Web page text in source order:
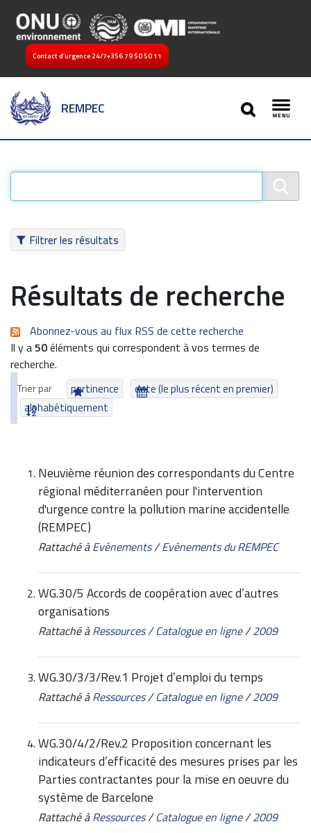
Contact d’urgence 24/7+356 79 50 50 11
REMPEC
SEARCH
Filtrer les résultats
Résultats de recherche
Abonnez-vous au flux RSS de cette recherche
Il y a50éléments qui correspondent à vos termes de
recherche.
Trier par pertinence
date (le plus récent en premier)
alphabétiquement
Neuvième réunion des correspondants du Centre
régional méditerranéen pour l'intervention
d'urgence contre la pollution marine accidentelle
(REMPEC)
Rattaché à Evènements/Evènements du REMPEC
WG.30/5 Accords de coopération avec d’autres
organisations
Rattaché à Ressources/Catalogue en ligne/2009
WG.30/3/3/Rev.1 Projet d’emploi du temps
Rattaché à Ressources/Catalogue en ligne/2009
WG.30/4/2/Rev.2 Proposition concernant les
indicateurs d’efficacité des mesures prises par les
Parties contractantes pour la mise en oeuvre du
système de Barcelone
Rattaché à Ressources/Catalogue en ligne/2009